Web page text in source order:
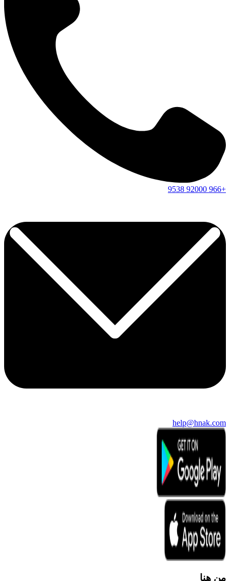
+966
92000
9538
help@hnak.com
من هنا